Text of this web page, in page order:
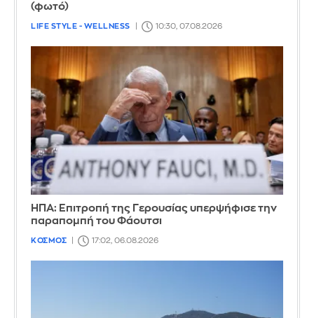
(φωτό)
LIFE STYLE - WELLNESS 10:30, 07.08.2026
ΗΠΑ: Επιτροπή της Γερουσίας υπερψήφισε την
παραπομπή του Φάουτσι
ΚΟΣΜΟΣ 17:02, 06.08.2026